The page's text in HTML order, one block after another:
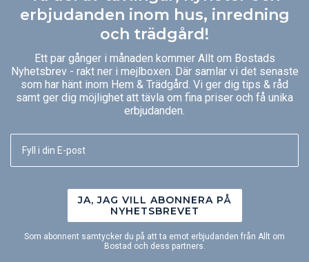
erbjudanden inom hus, inredning
och trädgård!
Ett par gånger i månaden kommer Allt om Bostads
Nyhetsbrev - rakt ner i mejlboxen. Där samlar vi det senaste
som har hänt inom Hem & Trädgård. Vi ger dig tips & råd
samt ger dig möjlighet att tävla om fina priser och få unika
erbjudanden.
JA, JAG VILL ABONNERA PÅ
NYHETSBREVET
Som abonnent samtycker du på att ta emot erbjudanden från Allt om
Bostad och dess partners.